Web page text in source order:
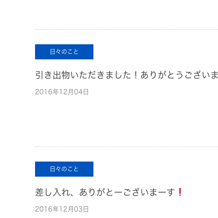
日々のこと
引き出物いただきました！ありがとうござい
2016年12月04日
日々のこと
差し入れ、ありがとーございまーす
2016年12月03日